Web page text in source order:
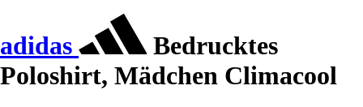
adidas
Bedrucktes
Poloshirt, Mädchen Climacool